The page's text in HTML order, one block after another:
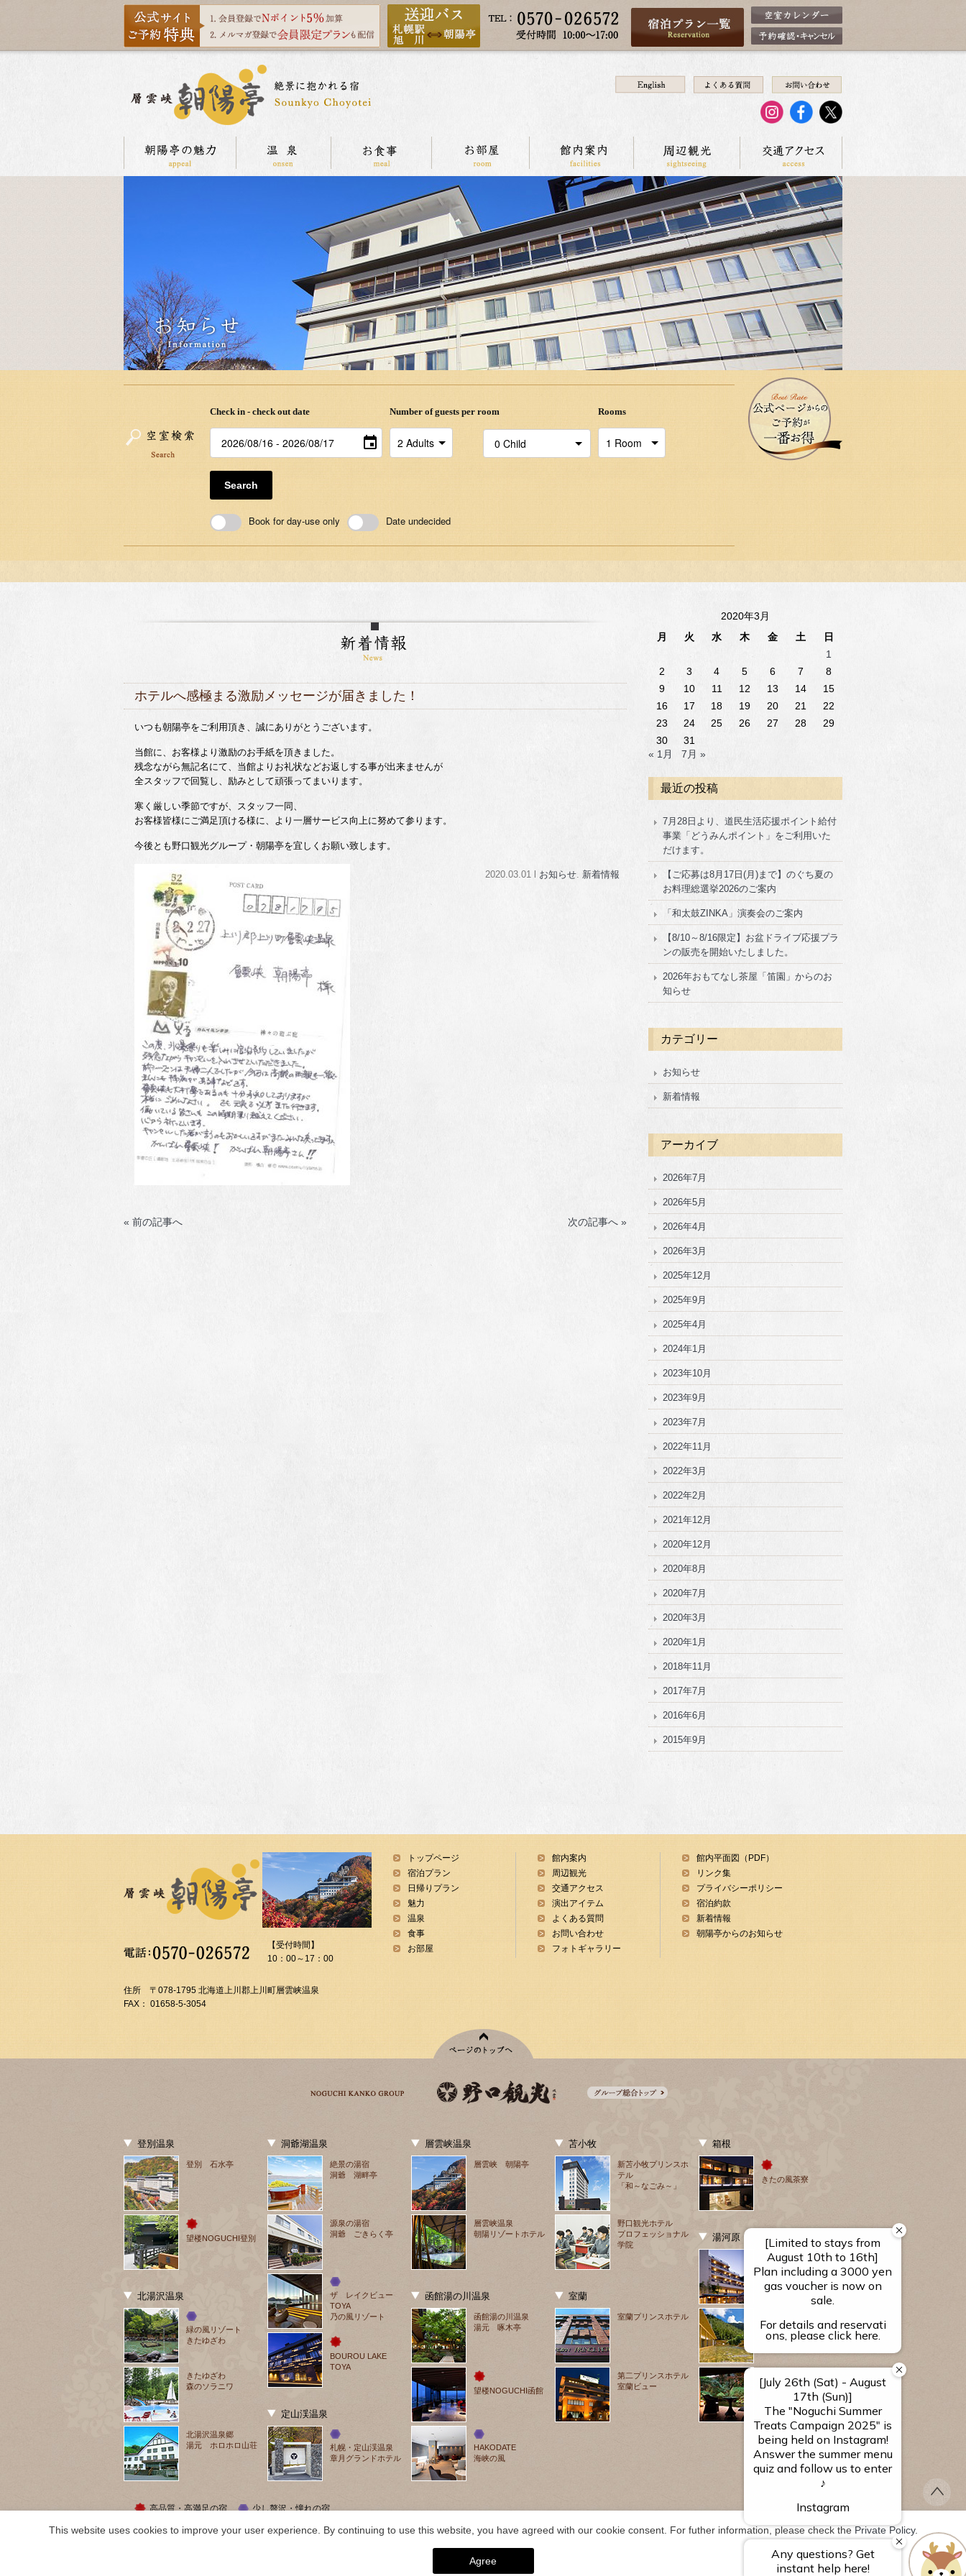
Check in - check out date Number of guests per room Rooms
Search
Book for day-use only Date undecided
ホテルへ感極まる激励メッセージが届きました！
いつも朝陽亭をご利用頂き、誠にありがとうございます。
当館に、お客様より激励のお手紙を頂きました。
残念ながら無記名にて、当館よりお礼状などお返しする事が出来ませんが
全スタッフで回覧し、励みとして頑張ってまいります。
寒く厳しい季節ですが、スタッフ一同、
お客様皆様にご満足頂ける様に、より一層サービス向上に努めて参ります。
今後とも野口観光グループ・朝陽亭を宜しくお願い致します。
2020.03.01 l お知らせ. 新着情報
« 前の記事へ 次の記事へ »
2020年3月
月
火 水 木 金 土
日
1
2
3 4 5 6 7
8
9
10 11 12 13 14
15
16
17 18 19 20 21
22
23
24 25 26 27 28
29
30
31
« 1月
7月 »
最近の投稿
7月28日より、道民生活応援ポイント給付
事業「どうみんポイント」をご利用いた
だけます。
【ご応募は8月17日(月)まで】のぐち夏の
お料理総選挙2026のご案内
「和太鼓ZINKA」演奏会のご案内
【8/10～8/16限定】お盆ドライブ応援プラ
ンの販売を開始いたしました。
2026年おもてなし茶屋「笛園」からのお
知らせ
カテゴリー
お知らせ
新着情報
アーカイブ
2026年7月
2026年5月
2026年4月
2026年3月
2025年12月
2025年9月
2025年4月
2024年1月
2023年10月
2023年9月
2023年7月
2022年11月
2022年3月
2022年2月
2021年12月
2020年12月
2020年8月
2020年7月
2020年3月
2020年1月
2018年11月
2017年7月
2016年6月
2015年9月
【受付時間】
10：00～17：00
住所 〒078-1795 北海道上川郡上川町層雲峡温泉
FAX： 01658-5-3054
トップページ
宿泊プラン
日帰りプラン
魅力
温泉
食事
お部屋
館内案内
周辺観光
交通アクセス
演出アイテム
よくある質問
お問い合わせ
フォトギャラリー
館内平面図（PDF）
リンク集
プライバシーポリシー
宿泊約款
新着情報
朝陽亭からのお知らせ
登別温泉
登別 石水亭
望楼NOGUCHI登別
北湯沢温泉
緑の風リゾート
きたゆざわ
きたゆざわ
森のソラニワ
北湯沢温泉郷
湯元 ホロホロ山荘
洞爺湖温泉
絶景の湯宿
洞爺 湖畔亭
源泉の湯宿
洞爺 ごきらく亭
ザ　レイクビュー
TOYA
乃の風リゾート
BOUROU LAKE
TOYA
定山渓温泉
札幌・定山渓温泉
章月グランドホテル
層雲峡温泉
層雲峡 朝陽亭
層雲峡温泉
朝陽リゾートホテル
函館湯の川温泉
函館湯の川温泉
湯元 啄木亭
望楼NOGUCHI函館
HAKODATE
海峡の風
苫小牧
新苫小牧プリンスホ
テル
「和～なごみ～」
野口観光ホテル
プロフェッショナル
学院
室蘭
室蘭プリンスホテル
第二プリンスホテル
室蘭ビュー
箱根
きたの風茶寮
湯河原
源泉のお宿
湯河原 千代田荘
山翠楼
SANSUIROU
海石榴 つばき
高品質・高満足の宿 少し贅沢・憧れの宿
2026 層雲峡温泉 層雲峡 朝陽亭｜【公式】北海道の温泉宿 野口観光グループ. ALL RIGHTS RESERVED
This website uses cookies to improve your user experience. By continuing to use this website, you have agreed with our cookie consent. For futher information, please check the Private Policy.
Agree